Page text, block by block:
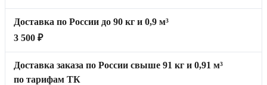
Доставка по России до 90 кг и 0,9 м³
3 500 ₽
Доставка заказа по России свыше 91 кг и 0,91 м³
по тарифам ТК